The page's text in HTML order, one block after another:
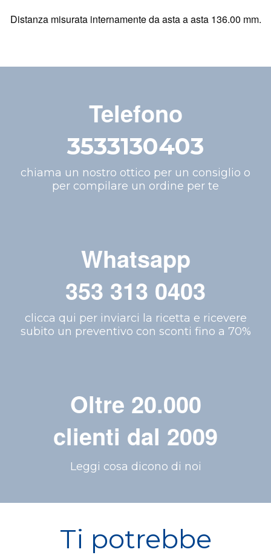
Distanza misurata internamente da asta a asta 136.00 mm.
Telefono
3533130403
chiama un nostro ottico per un consiglio o
per compilare un ordine per te
Whatsapp
353 313 0403
clicca qui per inviarci la ricetta e ricevere
subito un preventivo con sconti fino a 70%
Oltre 20.000
clienti dal 2009
Leggi cosa dicono di noi
Ti potrebbe